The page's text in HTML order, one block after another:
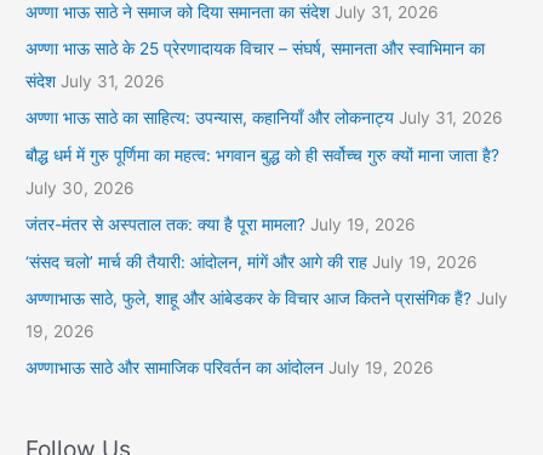
अण्णा भाऊ साठे ने समाज को दिया समानता का संदेश July 31, 2026
अण्णा भाऊ साठे के 25 प्रेरणादायक विचार – संघर्ष, समानता और स्वाभिमान का
संदेश July 31, 2026
अण्णा भाऊ साठे का साहित्य: उपन्यास, कहानियाँ और लोकनाट्य July 31, 2026
बौद्ध धर्म में गुरु पूर्णिमा का महत्व: भगवान बुद्ध को ही सर्वोच्च गुरु क्यों माना जाता है?
July 30, 2026
जंतर-मंतर से अस्पताल तक: क्या है पूरा मामला? July 19, 2026
‘संसद चलो’ मार्च की तैयारी: आंदोलन, मांगें और आगे की राह July 19, 2026
अण्णाभाऊ साठे, फुले, शाहू और आंबेडकर के विचार आज कितने प्रासंगिक हैं? July
19, 2026
अण्णाभाऊ साठे और सामाजिक परिवर्तन का आंदोलन July 19, 2026
Follow Us